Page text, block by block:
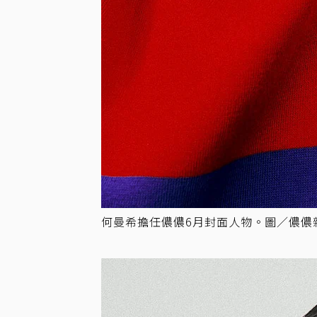
何曼希擔任儂儂6月封面人物。圖／儂儂